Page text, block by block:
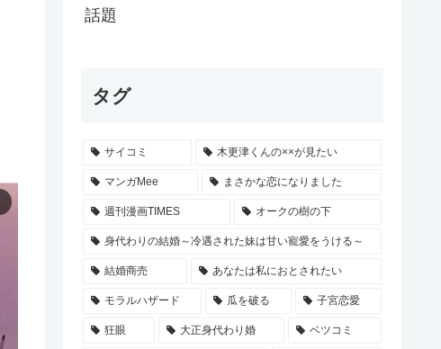
話題
タグ
サイコミ 木更津くんの××が見たい
マンガMee まさかな恋になりました
週刊漫画TIMES オークの樹の下
身代わりの結婚～冷遇された妹は甘い寵愛をうける～
結婚商売 あなたは私におとされたい
モラルハザード 瓜を破る 子宮恋愛
狂眼 大正身代わり婚 ベツコミ